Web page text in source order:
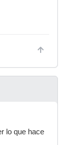
lo que hace